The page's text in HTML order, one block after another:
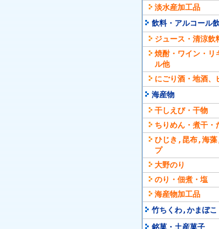
淡水産加工品
飲料・アルコール
ジュース・清涼飲
焼酎・ワイン・リ
ル他
にごり酒・地酒、
海産物
干しえび・干物
ちりめん・煮干・
ひじき,昆布,海
プ
大野のり
のり・佃煮・塩
海産物加工品
竹ちくわ,かまぼこ
銘菓・土産菓子